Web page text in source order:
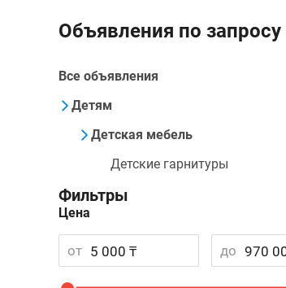
Объявления по
Все объявления
Детям
Детская мебель
Детские гарнитуры
Фильтры
Цена
от до